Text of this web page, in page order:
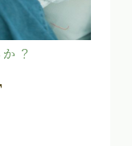
？